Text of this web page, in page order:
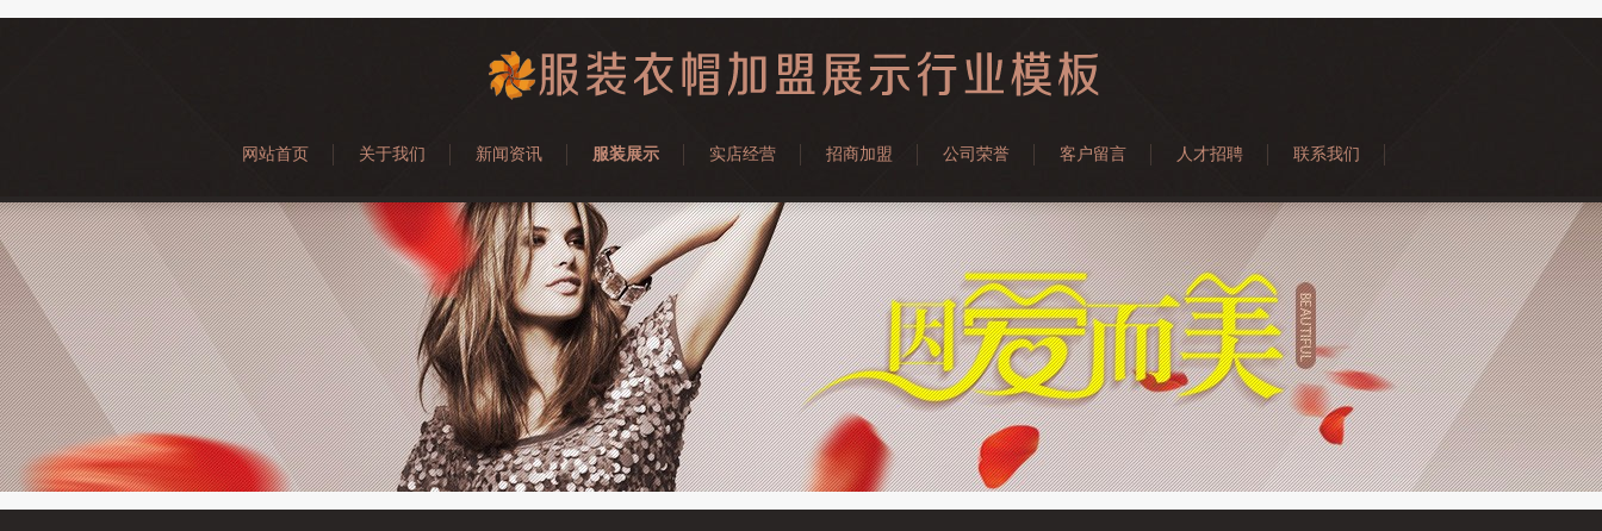
网站首页 关于我们 新闻资讯 服装展示 实店经营 招商加盟 公司荣誉 客户留言 人才招聘 联系我们